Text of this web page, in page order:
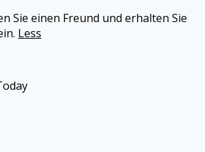
Sie einen Freund und erhalten Sie
Less